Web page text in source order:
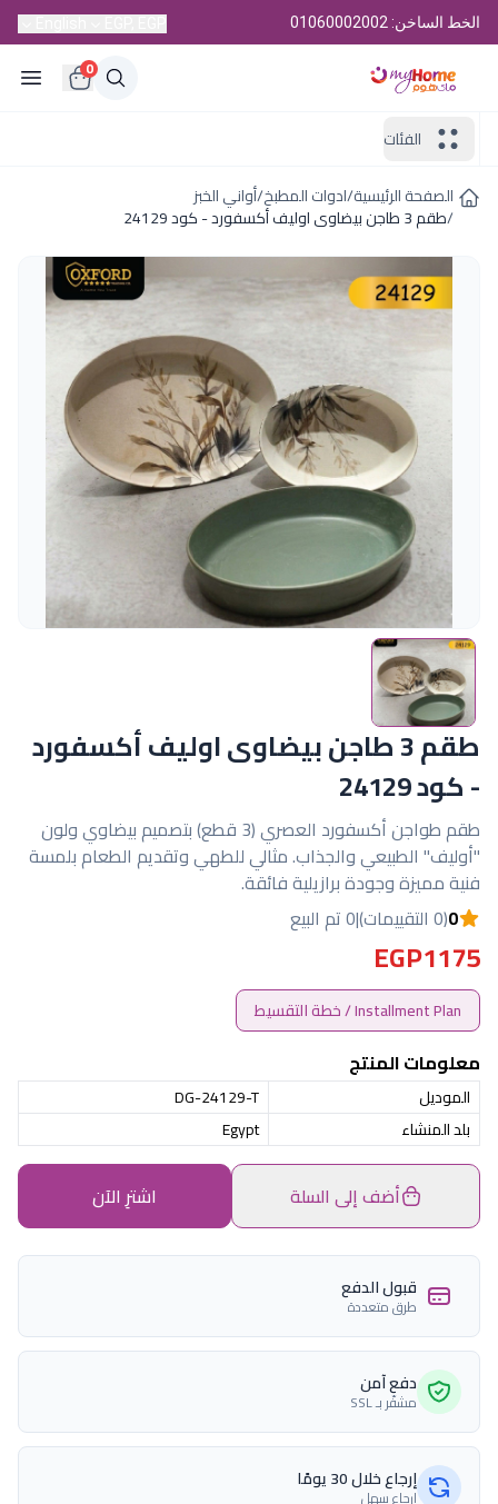
الخط الساخن: 01060002002
0
الفئات
الصفحة الرئيسية/ادوات المطبخ/أواني الخبز
/طقم 3 طاجن بيضاوى اوليف أكسفورد - كود 24129
طقم 3 طاجن بيضاوى اوليف أكسفورد
- كود 24129
طقم طواجن أكسفورد العصري (3 قطع) بتصميم بيضاوي ولون
"أوليف" الطبيعي والجذاب. مثالي للطهي وتقديم الطعام بلمسة
فنية مميزة وجودة برازيلية فائقة.
0(0 التقييمات) |0 تم البيع
EGP1175
Installment Plan / خطة التقسيط
معلومات المنتج
الموديل
DG-24129-T
بلد المنشاء
Egypt
أضف إلى السلة اشترِ الآن
قبول الدفع
طرق متعددة
دفع آمن
مشفّر بـ SSL
إرجاع خلال 30 يومًا
إرجاع سهل